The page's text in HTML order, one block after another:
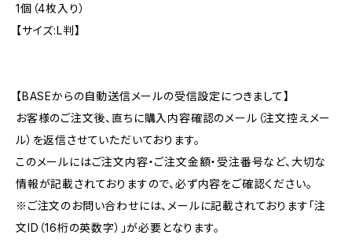
1個（4枚入り）
【サイズ:L判】
【BASEからの自動送信メールの受信設定につきまして】
お客様のご注文後、直ちに購入内容確認のメール（注文控えメー
ル）を返信させていただいております。
このメールにはご注文内容・ご注文金額・受注番号など、大切な
情報が記載されておりますので、必ず内容をご確認ください。
※ご注文のお問い合わせには、メールに記載されております「注
文ID（16桁の英数字）」が必要となります。